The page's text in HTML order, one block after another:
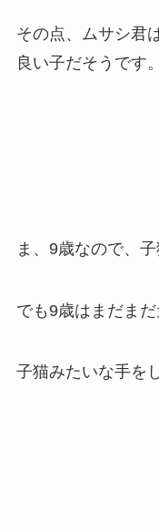
その点、ムサシ君
良い子だそうです。
ま、9歳なので、
でも9歳はまだまだ
子猫みたいな手を